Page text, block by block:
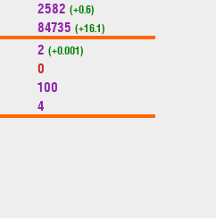
2582 (+0.6)
84735 (+16.1)
2 (+0.001)
0
100
4